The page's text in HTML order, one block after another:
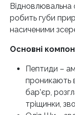
робить губи
насиченими
Основні
Пептиди –
проникають
бар’єр,
тріщинки,